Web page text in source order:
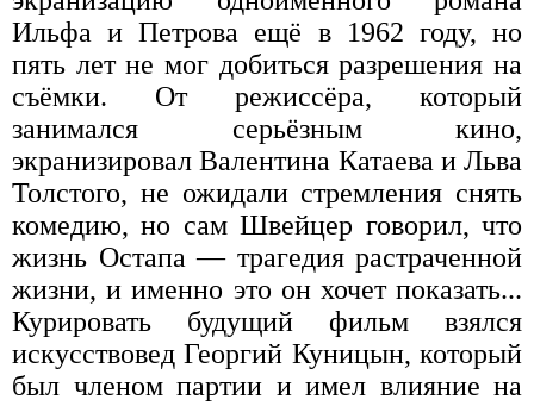
Ильфа и Петрова ещё в 1962 году, но
пять лет не мог добиться разрешения на
съёмки. От режиссёра, который
занимался серьёзным кино,
экранизировал Валентина Катаева и Льва
Толстого, не ожидали стремления снять
комедию, но сам Швейцер говорил, что
жизнь Остапа — трагедия растраченной
жизни, и именно это он хочет показать...
Курировать будущий фильм взялся
искусствовед Георгий Куницын, который
был членом партии и имел влияние на